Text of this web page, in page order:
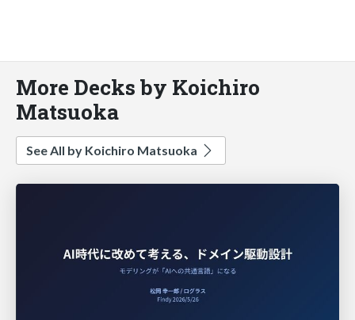
More Decks by Koichiro
Matsuoka
See All by Koichiro Matsuoka